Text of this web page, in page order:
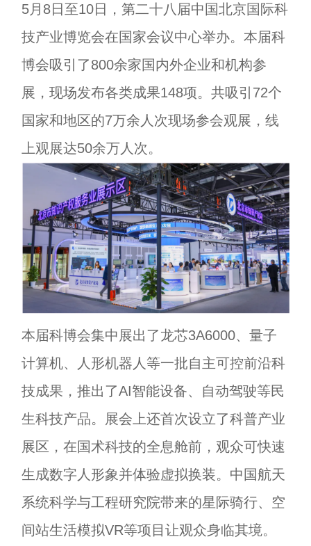
5月8日至10日，第二十八届中国北京国际科
技产业博览会在国家会议中心举办。本届科
博会吸引了800余家国内外企业和机构参
展，现场发布各类成果148项。共吸引72个
国家和地区的7万余人次现场参会观展，线
上观展达50余万人次。
本届科博会集中展出了龙芯3A6000、量子
计算机、人形机器人等一批自主可控前沿科
技成果，推出了AI智能设备、自动驾驶等民
生科技产品。展会上还首次设立了科普产业
展区，在国术科技的全息舱前，观众可快速
生成数字人形象并体验虚拟换装。中国航天
系统科学与工程研究院带来的星际骑行、空
间站生活模拟VR等项目让观众身临其境。